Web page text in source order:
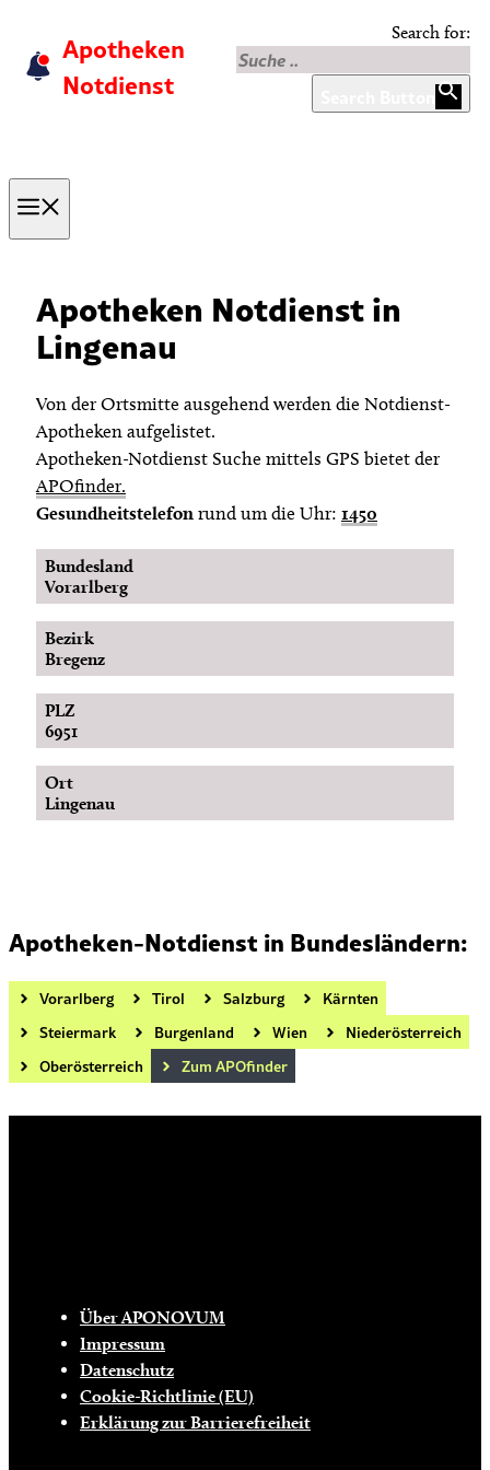
content
Apotheken
Notdienst
Search for:
Apotheken Notdienst in
Lingenau
Von der Ortsmitte ausgehend werden die Notdienst-
Apotheken aufgelistet.
Apotheken-Notdienst Suche mittels GPS bietet der
APOfinder.
Gesundheitstelefon rund um die Uhr: 1450
Bundesland
Vorarlberg
Bezirk
Bregenz
PLZ
6951
Ort
Lingenau
Apotheken-Notdienst in Bundesländern:
Vorarlberg Tirol Salzburg
Kärnten
Steiermark
Burgenland Wien
Niederösterreich
Oberösterreich
Zum APOfinder
Über APONOVUM
Impressum
Datenschutz
Cookie-Richtlinie (EU)
Erklärung zur Barrierefreiheit